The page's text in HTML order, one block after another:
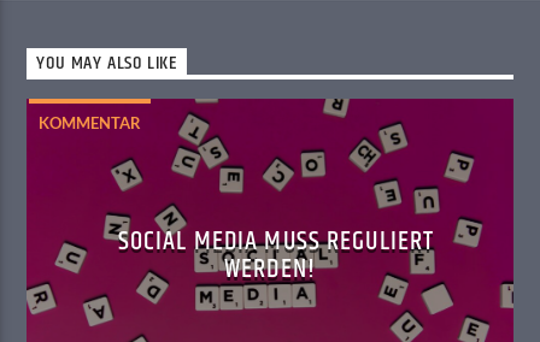
YOU MAY ALSO LIKE
KOMMENTAR
SOCIAL MEDIA MUSS REGULIERT
WERDEN!